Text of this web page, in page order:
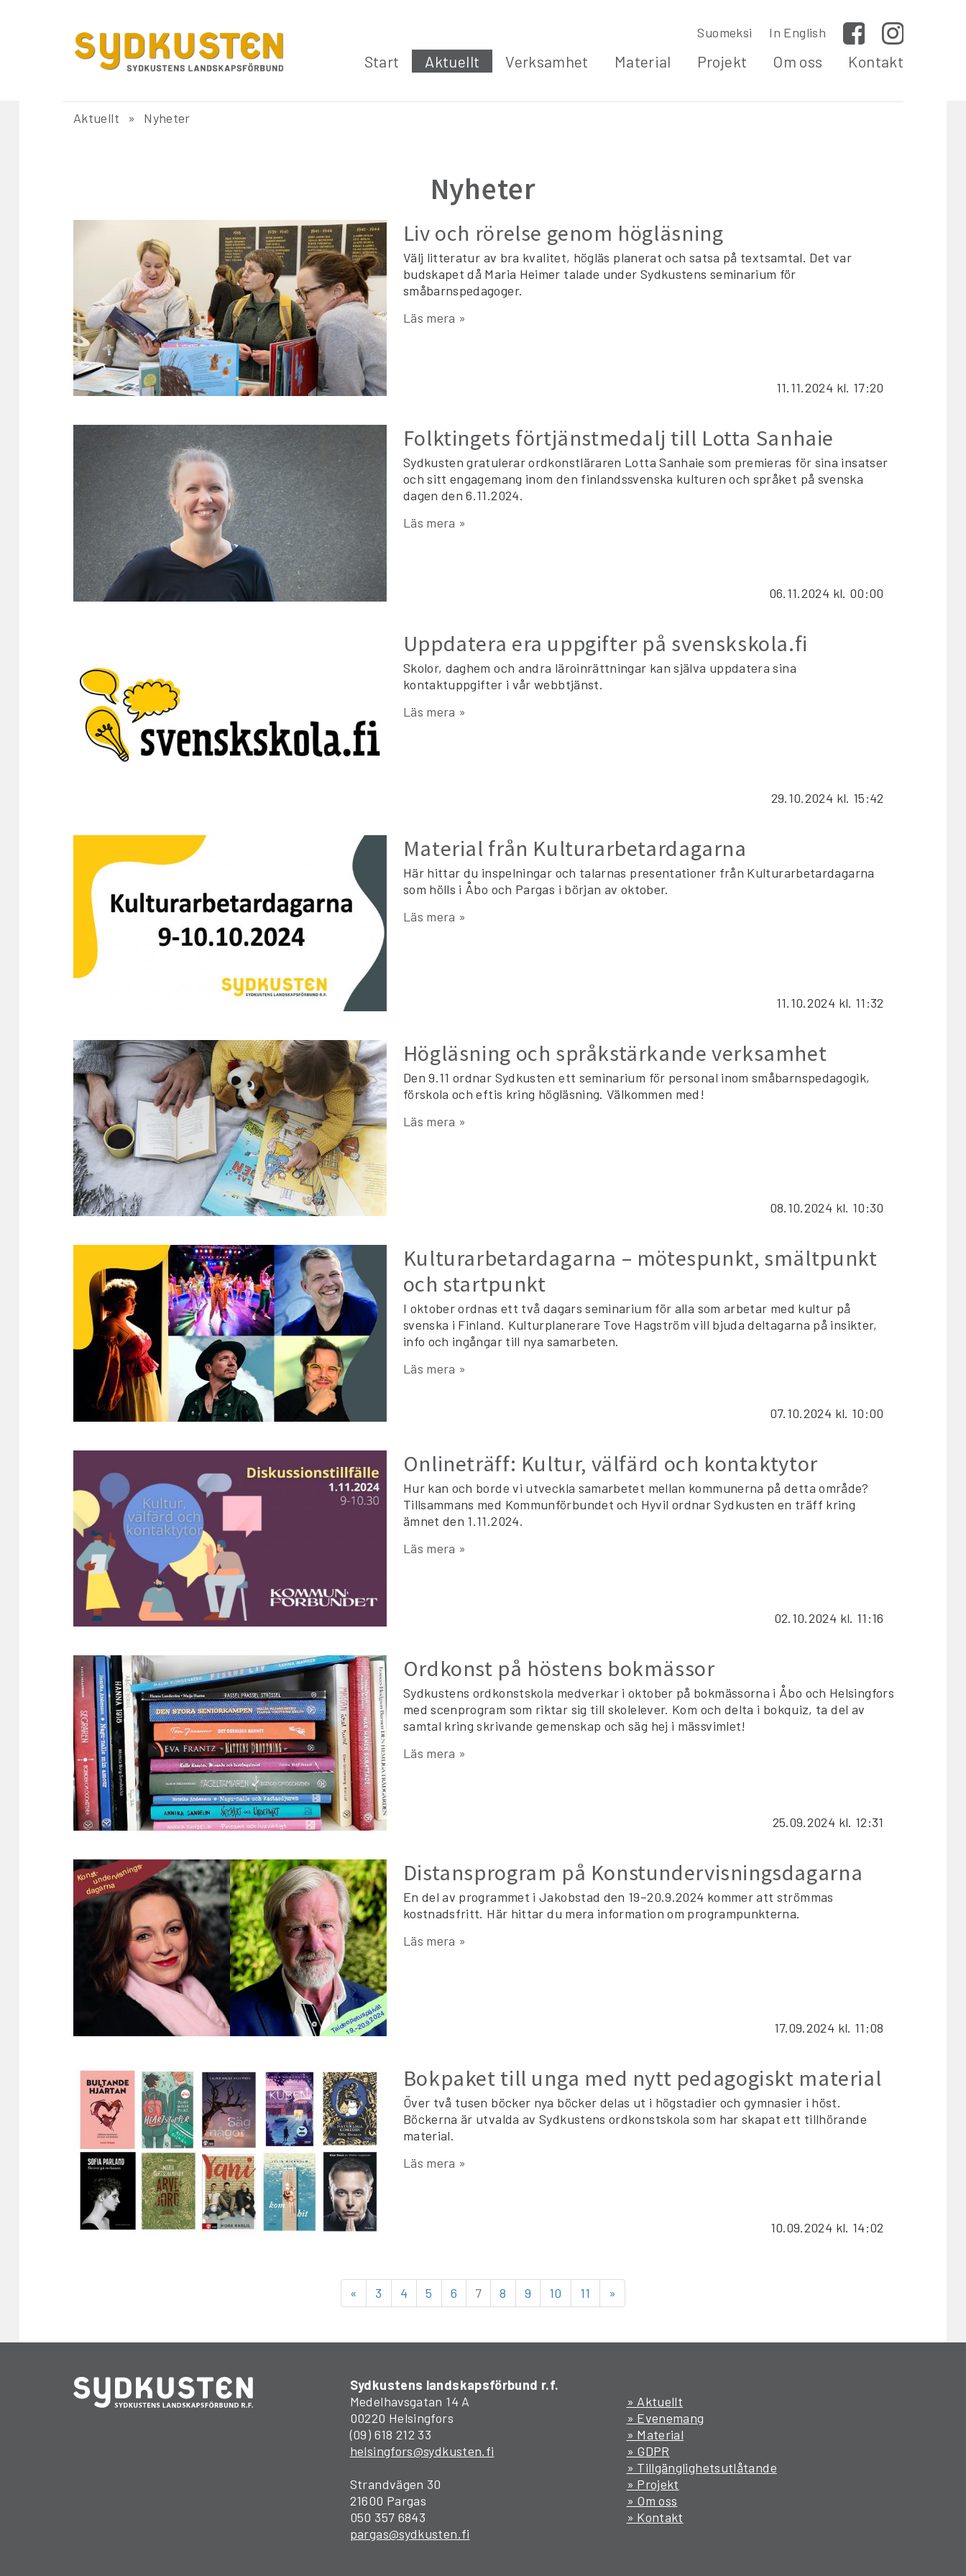
Suomeksi In English Facebook
Start Aktuellt Verksamhet Material Projekt Om oss Kontakt
Aktuellt Nyheter
Nyheter
Liv och rörelse genom högläsning
Välj litteratur av bra kvalitet, högläs planerat och satsa på textsamtal. Det var
budskapet då Maria Heimer talade under Sydkustens seminarium för
småbarnspedagoger.
Läs mera »
11.11.2024 kl. 17:20
Folktingets förtjänstmedalj till Lotta Sanhaie
Sydkusten gratulerar ordkonstläraren Lotta Sanhaie som premieras för sina insatser
och sitt engagemang inom den finlandssvenska kulturen och språket på svenska
dagen den 6.11.2024.
Läs mera »
06.11.2024 kl. 00:00
Uppdatera era uppgifter på svenskskola.fi
Skolor, daghem och andra läroinrättningar kan själva uppdatera sina
kontaktuppgifter i vår webbtjänst.
Läs mera »
29.10.2024 kl. 15:42
Material från Kulturarbetardagarna
Här hittar du inspelningar och talarnas presentationer från Kulturarbetardagarna
som hölls i Åbo och Pargas i början av oktober.
Läs mera »
11.10.2024 kl. 11:32
Högläsning och språkstärkande verksamhet
Den 9.11 ordnar Sydkusten ett seminarium för personal inom småbarnspedagogik,
förskola och eftis kring högläsning. Välkommen med!
Läs mera »
08.10.2024 kl. 10:30
Kulturarbetardagarna – mötespunkt, smältpunkt
och startpunkt
I oktober ordnas ett två dagars seminarium för alla som arbetar med kultur på
svenska i Finland. Kulturplanerare Tove Hagström vill bjuda deltagarna på insikter,
info och ingångar till nya samarbeten.
Läs mera »
07.10.2024 kl. 10:00
Onlineträff: Kultur, välfärd och kontaktytor
Hur kan och borde vi utveckla samarbetet mellan kommunerna på detta område?
Tillsammans med Kommunförbundet och Hyvil ordnar Sydkusten en träff kring
ämnet den 1.11.2024.
Läs mera »
02.10.2024 kl. 11:16
Ordkonst på höstens bokmässor
Sydkustens ordkonstskola medverkar i oktober på bokmässorna i Åbo och Helsingfors
med scenprogram som riktar sig till skolelever. Kom och delta i bokquiz, ta del av
samtal kring skrivande gemenskap och säg hej i mässvimlet!
Läs mera »
25.09.2024 kl. 12:31
Distansprogram på Konstundervisningsdagarna
En del av programmet i Jakobstad den 19–20.9.2024 kommer att strömmas
kostnadsfritt. Här hittar du mera information om programpunkterna.
Läs mera »
17.09.2024 kl. 11:08
Bokpaket till unga med nytt pedagogiskt material
Över två tusen böcker nya böcker delas ut i högstadier och gymnasier i höst.
Böckerna är utvalda av Sydkustens ordkonstskola som har skapat ett tillhörande
material.
Läs mera »
10.09.2024 kl. 14:02
« 3 4 5 6 7 8 9 10 11 »
Sydkustens landskapsförbund r.f.
Medelhavsgatan 14 A
00220 Helsingfors
(09) 618 212 33
helsingfors@sydkusten.fi
Strandvägen 30
21600 Pargas
050 357 6843
pargas@sydkusten.fi
» Aktuellt
» Evenemang
» Material
» GDPR
» Tillgänglighetsutlåtande
» Projekt
» Om oss
» Kontakt